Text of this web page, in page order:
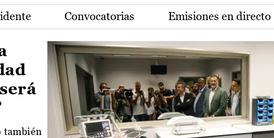
Convocatorias Emisiones en directo
también